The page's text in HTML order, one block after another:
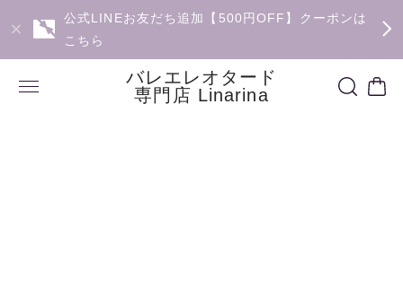
公式LINEお友だち追加【500円OFF】クーポンは
こちら
バレエレオタード
専門店 Linarina